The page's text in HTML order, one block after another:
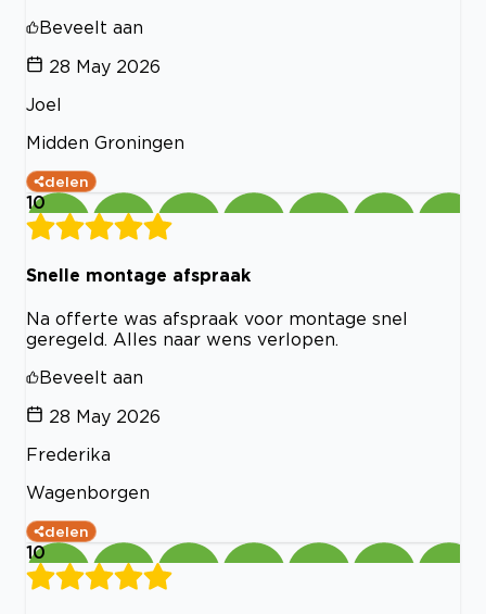
Beveelt aan
28 May 2026
Joel
Midden Groningen
delen
10
Snelle montage afspraak
Na offerte was afspraak voor montage snel
geregeld. Alles naar wens verlopen.
Beveelt aan
28 May 2026
Frederika
Wagenborgen
delen
10